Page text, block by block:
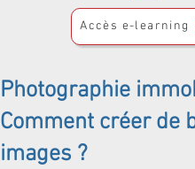
Accès e-learning
Photographie
Comment créer de
images ?